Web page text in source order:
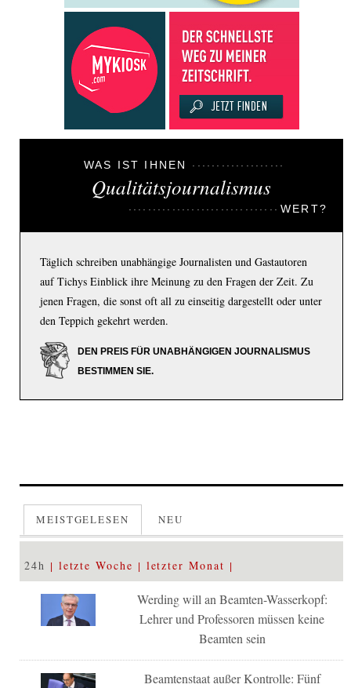
WAS IST IHNEN
Qualitätsjournalismus
WERT?
Täglich schreiben unabhängige Journalisten und Gastautoren
auf Tichys Einblick ihre Meinung zu den Fragen der Zeit. Zu
jenen Fragen, die sonst oft all zu einseitig dargestellt oder unter
den Teppich gekehrt werden.
DEN PREIS FÜR UNABHÄNGIGEN JOURNALISMUS
BESTIMMEN SIE.
MEISTGELESEN NEU
24h letzte Woche letzter Monat
Werding will an Beamten-Wasserkopf:
Lehrer und Professoren müssen keine
Beamten sein
Beamtenstaat außer Kontrolle: Fünf